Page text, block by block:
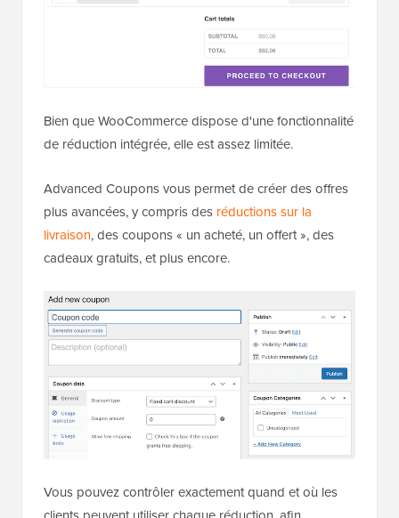
Bien que WooCommerce dispose d'une fonctionnalité
de réduction intégrée, elle est assez limitée.
Advanced Coupons vous permet de créer des offres
plus avancées, y compris des réductions sur la
livraison, des coupons « un acheté, un offert », des
cadeaux gratuits, et plus encore.
Vous pouvez contrôler exactement quand et où les